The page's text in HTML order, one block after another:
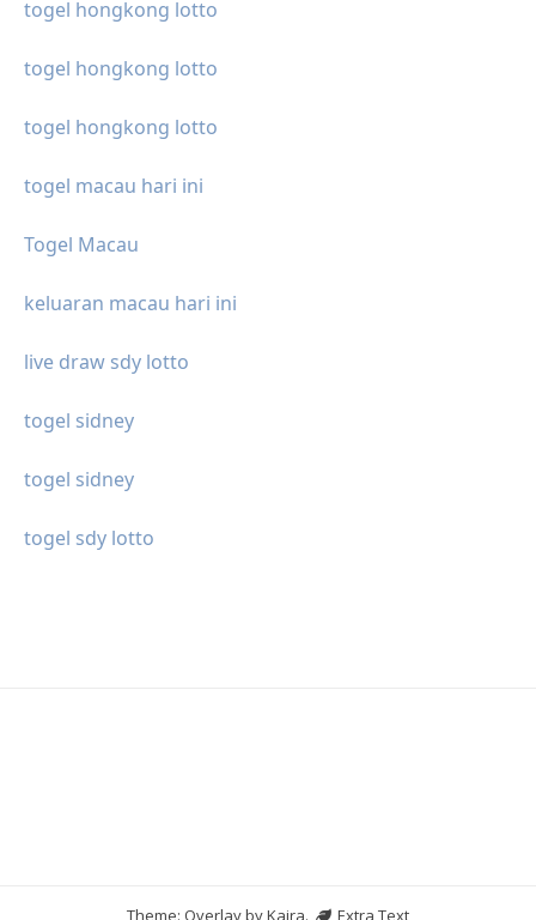
togel hongkong lotto
togel hongkong lotto
togel hongkong lotto
togel macau hari ini
Togel Macau
keluaran macau hari ini
live draw sdy lotto
togel sidney
togel sidney
togel sdy lotto
Theme: Overlay byKaira. Extra Text